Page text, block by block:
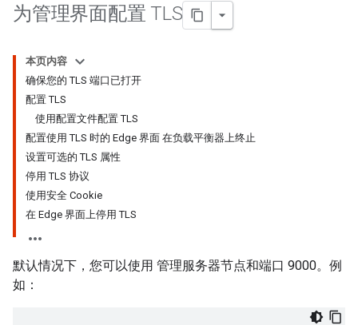
为管理界面配置 TLS
本页内容
确保您的 TLS 端口已打开
配置 TLS
使用配置文件配置 TLS
配置使用 TLS 时的 Edge 界面 在负载平衡器上终止
设置可选的 TLS 属性
停用 TLS 协议
使用安全 Cookie
在 Edge 界面上停用 TLS
默认情况下，您可以使用 管理服务器节点和端口 9000。例
如：